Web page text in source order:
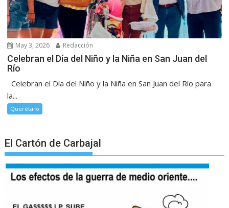
May 3, 2026 Redacción
Celebran el Día del Niño y la Niña en San Juan del
Río
Celebran el Día del Niño y la Niña en San Juan del Río para
la...
Querétaro
El Cartón de Carbajal